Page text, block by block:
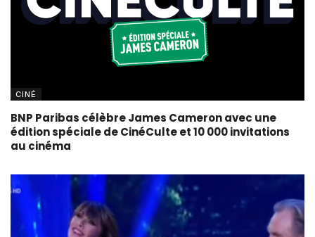
CINÉ
BNP Paribas célèbre James Cameron avec une
édition spéciale de CinéCulte et 10 000 invitations
au cinéma